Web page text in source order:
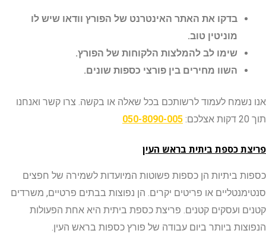
בדקו את האתר האינטרנט של הפורץ וודאו שיש לו
מוניטין טוב.
שימו לב להמלצות הלקוחות של הפורץ.
השוו מחירים בין פורצי כספות שונים.
לעמוד לרשותכם בכל שאלה או בקשה. צרו קשר ואנחנו
050-8090-005
כספת ביתית בראש העין
ביתיות הן כספות פשוטות המיועדות לשמירה של חפצים
או פריטים יקרים. הן נפוצות בבתים פרטיים, משרדים
ועסקים קטנים. פריצת כספת ביתית היא אחת הפעולות
ביותר ביום עבודה של פורץ כספות בראש העין.